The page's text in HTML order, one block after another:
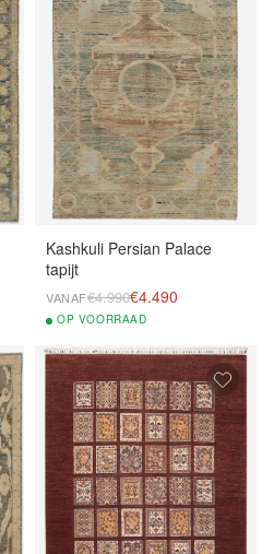
Kashkuli Persian Palace
tapijt
VANAF€4.990€4.490
OP VOORRAAD